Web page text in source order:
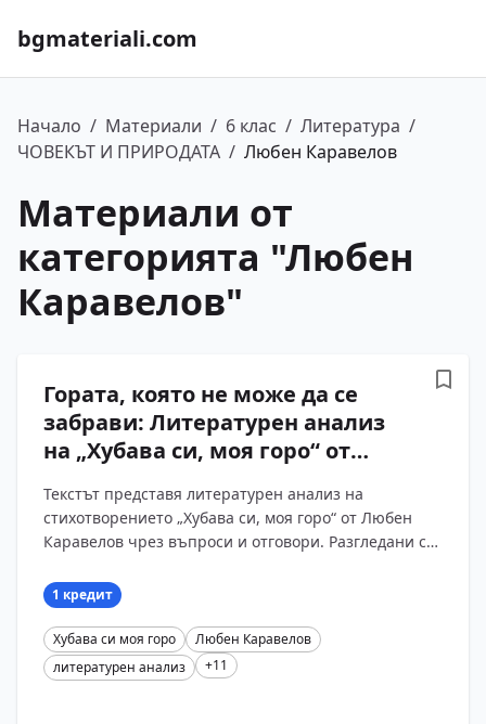
bgmateriali.com
Начало / Материали / 6 клас / Литература /
ЧОВЕКЪТ И ПРИРОДАТА / Любен Каравелов
Материали от
категорията "Любен
Каравелов"
Гората, която не може да се
забрави: Литературен анализ
на „Хубава си, моя горо“ от
отговори
Текстът представя литературен анализ на
стихотворението „Хубава си, моя горо“ от Любен
Каравелов чрез въпроси и отговори. Разгледани са
на т...
1 кредит
Хубава си моя горо
Любен Каравелов
литературен анализ
+11